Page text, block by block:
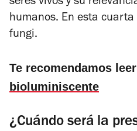
seres vivos y su
humanos. En esta
fungi.
Te recomendamos
bioluminiscente
¿Cuándo será la